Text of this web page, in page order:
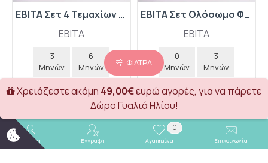
EBITA
EBITA Σετ 4 Τεμαχίων Μπλούζα-Παντελόνι-Κορδέλα-Γούνινα Παπουτσάκια "Strawberry" MI-544 Εκρού
3
Μηνών
6
Μηνών
9
12
Μηνών
Καλάθι
EBITA
EBITA Σετ Ολόσωμο Φορμάκι και Κορδέλα "Strawberry" MI-546 Εκρού
0
Μηνών
3
Μηνών
6
Καλάθι
Σύνδεση Εγγραφή Αγαπημένα
0
Επικοινωνία
Χρειάζεστε ακόμη 49,00€ευρώ αγορές, για να πάρετε
Δώρο Γυαλιά Ηλίου!
ΦΊΛΤΡΑ